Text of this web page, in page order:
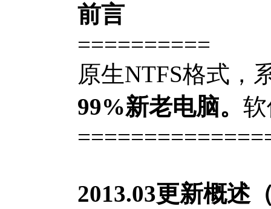
前言
==========
原生NTFS格式，
99%新老电脑。
2013.03更新概述